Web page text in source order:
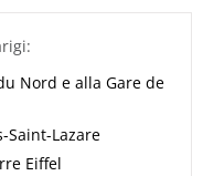
Nord e alla Gare de
Saint-Lazare
Eiffel